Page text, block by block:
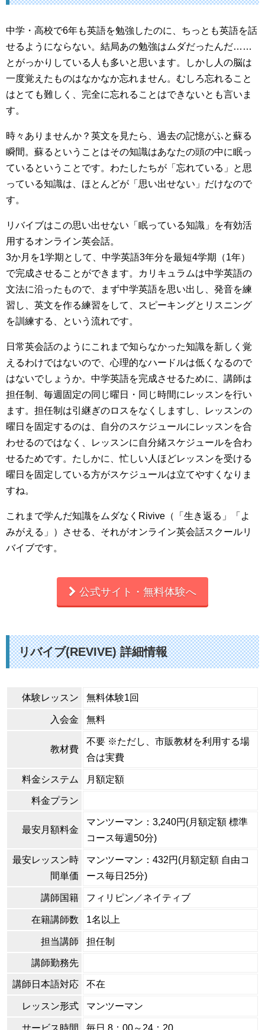
中学・高校で6年も英語を勉強したのに、ちっとも英語を話
せるようにならない。結局あの勉強はムダだったんだ……
とがっかりしている人も多いと思います。しかし人の脳は
一度覚えたものはなかなか忘れません。むしろ忘れること
はとても難しく、完全に忘れることはできないとも言いま
す。
時々ありませんか？英文を見たら、過去の記憶がふと蘇る
瞬間。蘇るということはその知識はあなたの頭の中に眠っ
ているということです。わたしたちが「忘れている」と思
っている知識は、ほとんどが「思い出せない」だけなので
す。
リバイブはこの思い出せない「眠っている知識」を有効活
用するオンライン英会話。
3か月を1学期として、中学英語3年分を最短4学期（1年）
で完成させることができます。カリキュラムは中学英語の
文法に沿ったもので、まず中学英語を思い出し、発音を練
習し、英文を作る練習をして、スピーキングとリスニング
を訓練する、という流れです。
日常英会話のようにこれまで知らなかった知識を新しく覚
えるわけではないので、心理的なハードルは低くなるので
はないでしょうか。中学英語を完成させるために、講師は
担任制、毎週固定の同じ曜日・同じ時間にレッスンを行い
ます。担任制は引継ぎのロスをなくしますし、レッスンの
曜日を固定するのは、自分のスケジュールにレッスンを合
わせるのではなく、レッスンに自分緒スケジュールを合わ
せるためです。たしかに、忙しい人ほどレッスンを受ける
曜日を固定している方がスケジュールは立てやすくなりま
すね。
これまで学んだ知識をムダなくRivive（「生き返る」「よ
みがえる」）させる、それがオンライン英会話スクールリ
バイブです。
公式サイト・無料体験へ
リバイブ(REVIVE) 詳細情報
体験レッスン 無料体験1回
入会金 無料
教材費
不要 ※ただし、市販教材を利用する場
合は実費
料金システム 月額定額
料金プラン
最安月額料金
マンツーマン：3,240円(月額定額 標準
コース毎週50分)
最安レッスン時
間単価
マンツーマン：432円(月額定額 自由コ
ース毎日25分)
講師国籍 フィリピン／ネイティブ
在籍講師数 1名以上
担当講師 担任制
講師勤務先
講師日本語対応 不在
レッスン形式 マンツーマン
サービス時間 毎日 8：00～24：20